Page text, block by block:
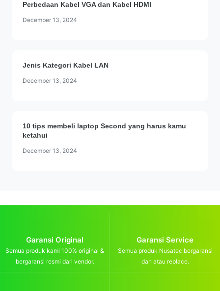
Perbedaan Kabel VGA dan Kabel HDMI
December 13, 2024
Jenis Kategori Kabel LAN
December 13, 2024
10 tips membeli laptop Second yang harus kamu
ketahui
December 13, 2024
Garansi Original
Semua produk kami 100% original &
bergaransi resmi dari vendor.
Garansi Service
Semua produk Nusatec bergaransi
dan atau replace.